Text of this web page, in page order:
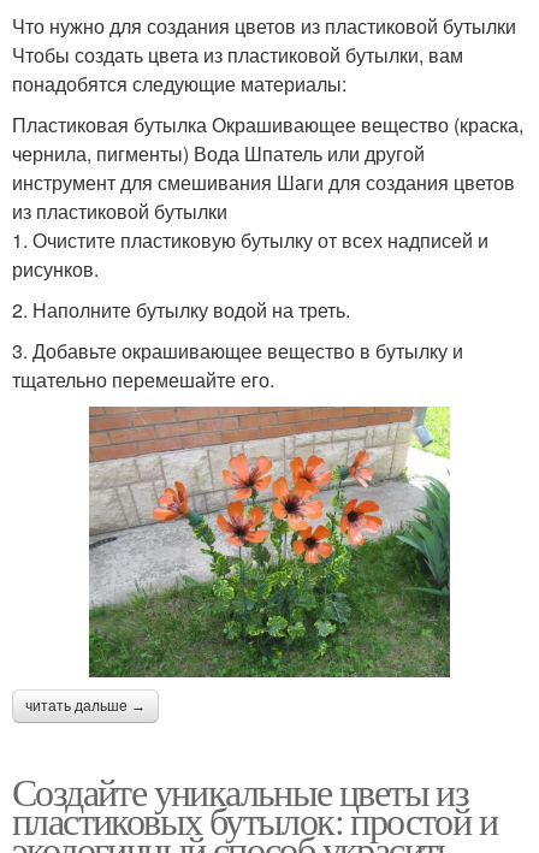
Что нужно для создания цветов из пластиковой бутылки
Чтобы создать цвета из пластиковой бутылки, вам
понадобятся следующие материалы:
Пластиковая бутылка Окрашивающее вещество (краска,
чернила, пигменты) Вода Шпатель или другой
инструмент для смешивания Шаги для создания цветов
из пластиковой бутылки
1. Очистите пластиковую бутылку от всех надписей и
рисунков.
2. Наполните бутылку водой на треть.
3. Добавьте окрашивающее вещество в бутылку и
тщательно перемешайте его.
читать дальше →
Создайте уникальные цветы из
пластиковых бутылок: простой и